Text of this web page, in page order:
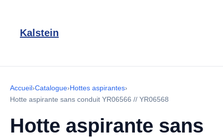
Kalstein
Accueil›Catalogue›Hottes aspirantes›
Hotte aspirante sans conduit YR06566 // YR06568
Hotte aspirante sans